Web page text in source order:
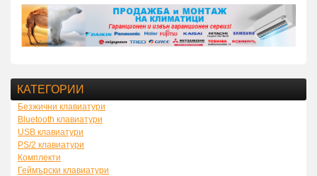
КАТЕГОРИИ
Безжични клавиатури
Bluetooth клавиатури
USB клавиатури
PS/2 клавиатури
Комплекти
Геймърски клавиатури